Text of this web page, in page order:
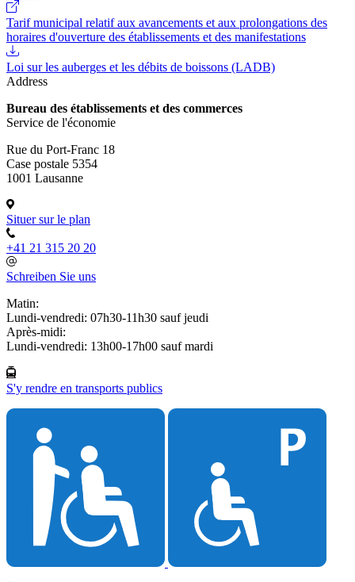
Tarif municipal relatif aux avancements et aux prolongations des
horaires d'ouverture des établissements et des manifestations
Loi sur les auberges et les débits de boissons (LADB)
Address
Bureau des établissements et des commerces
Service de l'économie
Rue du Port-Franc 18
Case postale 5354
1001 Lausanne
Situer sur le plan
+41 21 315 20 20
Schreiben Sie uns
Matin:
Lundi-vendredi: 07h30-11h30 sauf jeudi
Après-midi:
Lundi-vendredi: 13h00-17h00 sauf mardi
S'y rendre en transports publics